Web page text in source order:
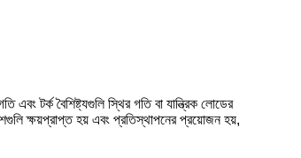
টর্ক বৈশিষ্ট্যগুলি স্থির গতি বা যান্ত্রিক লোডের
ক্ষয়প্রাপ্ত হয় এবং প্রতিস্থাপনের প্রয়োজন হয়,